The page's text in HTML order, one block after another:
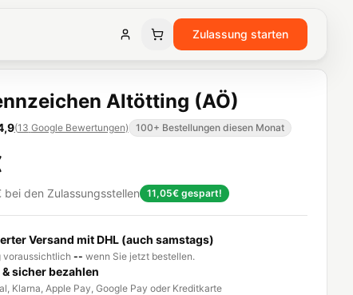
Zulassung starten
Altötting (AÖ)
(13 Google Bewertungen) 100+ Bestellungen diesen Monat
bei den Zulassungsstellen 11,05€ gespart!
Versand mit DHL (auch samstags)
voraussichtlich -- wenn Sie jetzt bestellen.
sicher bezahlen
Klarna, Apple Pay, Google Pay oder Kreditkarte